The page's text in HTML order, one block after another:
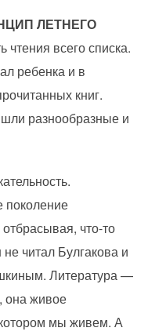
ЛЕТНЕГО
чтения всего списка.
ребенка и в
книг.
разнообразные и
поколение
что-то
читал Булгакова и
Литература —
она живое
мы живем. А